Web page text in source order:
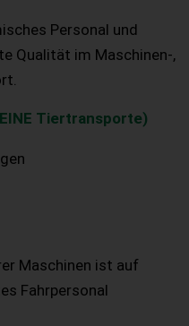
Personal und
Qualität im Maschinen-,
Tiertransporte)
Maschinen ist auf
Fahrpersonal